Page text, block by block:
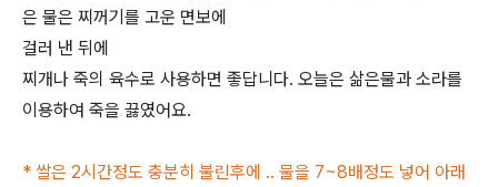
은 물은 찌꺼기를 고운 면보에
걸러 낸 뒤에
찌개나 죽의 육수로 사용하면 좋답니다. 오늘은 삶은물과 소라를
이용하여 죽을 끓였어요.
* 쌀은 2시간정도 충분히 불린후에 .. 물을 7~8배정도 넣어 아래